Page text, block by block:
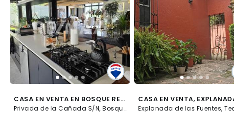
CASA EN VENTA EN BOSQUE REAL 660578 - (34)
Privada de la Cañada S/N, Bosque Real, Huixquilucan